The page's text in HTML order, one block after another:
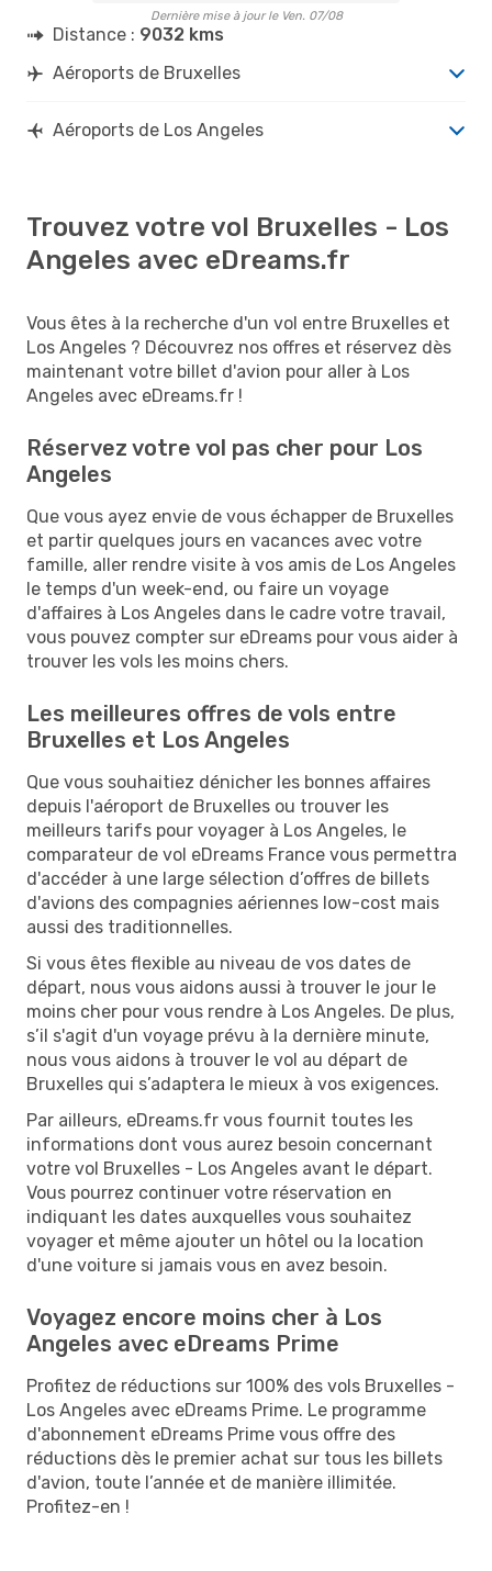
Dernière mise à jour le Ven. 07/08
Distance : 9032 kms
Aéroports de Bruxelles
Aéroports de Los Angeles
Trouvez votre vol Bruxelles - Los
Angeles avec eDreams.fr
Vous êtes à la recherche d'un vol entre Bruxelles et
Los Angeles ? Découvrez nos offres et réservez dès
maintenant votre billet d'avion pour aller à Los
Angeles avec eDreams.fr !
Réservez votre vol pas cher pour Los
Angeles
Que vous ayez envie de vous échapper de Bruxelles
et partir quelques jours en vacances avec votre
famille, aller rendre visite à vos amis de Los Angeles
le temps d'un week-end, ou faire un voyage
d'affaires à Los Angeles dans le cadre votre travail,
vous pouvez compter sur eDreams pour vous aider à
trouver les vols les moins chers.
Les meilleures offres de vols entre
Bruxelles et Los Angeles
Que vous souhaitiez dénicher les bonnes affaires
depuis l'aéroport de Bruxelles ou trouver les
meilleurs tarifs pour voyager à Los Angeles, le
comparateur de vol eDreams France vous permettra
d'accéder à une large sélection d’offres de billets
d'avions des compagnies aériennes low-cost mais
aussi des traditionnelles.
Si vous êtes flexible au niveau de vos dates de
départ, nous vous aidons aussi à trouver le jour le
moins cher pour vous rendre à Los Angeles. De plus,
s’il s'agit d'un voyage prévu à la dernière minute,
nous vous aidons à trouver le vol au départ de
Bruxelles qui s’adaptera le mieux à vos exigences.
Par ailleurs, eDreams.fr vous fournit toutes les
informations dont vous aurez besoin concernant
votre vol Bruxelles - Los Angeles avant le départ.
Vous pourrez continuer votre réservation en
indiquant les dates auxquelles vous souhaitez
voyager et même ajouter un hôtel ou la location
d'une voiture si jamais vous en avez besoin.
Voyagez encore moins cher à Los
Angeles avec eDreams Prime
Profitez de réductions sur 100% des vols Bruxelles -
Los Angeles avec eDreams Prime. Le programme
d'abonnement eDreams Prime vous offre des
réductions dès le premier achat sur tous les billets
d'avion, toute l’année et de manière illimitée.
Profitez-en !